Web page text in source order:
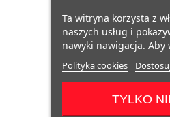
Ta witryna korzysta z
naszych usług i
nawyki nawigacja.
Polityka cookies
TYLKO